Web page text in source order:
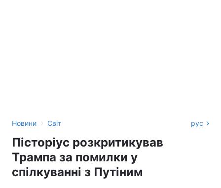
Новини › Світ рус
Пісторіус розкритикував
Трампа за помилки у
спілкуванні з Путіним